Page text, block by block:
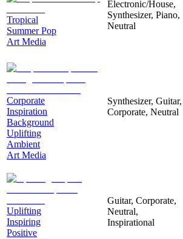
Tropical
Summer Pop
Art Media
Electronic/House,
Synthesizer, Piano,
Neutral
Corporate
Inspiration
Background
Uplifting
Ambient
Art Media
Synthesizer, Guitar,
Corporate, Neutral
Uplifting
Inspiring
Positive
Guitar, Corporate,
Neutral,
Inspirational